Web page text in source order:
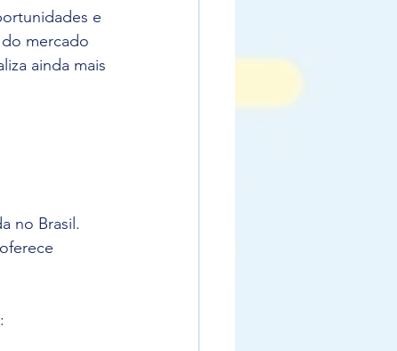
e
mercado
ainda mais
no Brasil.